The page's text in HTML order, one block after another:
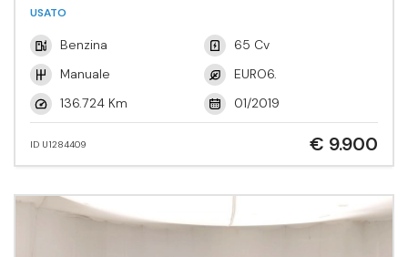
USATO
Benzina
65 Cv
Manuale
EURO6.
136.724 Km
01/2019
ID U1284409 € 9.900